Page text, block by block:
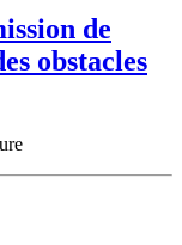
de
obstacles